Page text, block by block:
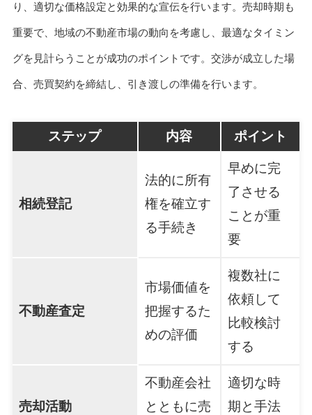
り、適切な価格設定と効果的な宣伝を行います。売却時期も
重要で、地域の不動産市場の動向を考慮し、最適なタイミン
グを見計らうことが成功のポイントです。交渉が成立した場
合、売買契約を締結し、引き渡しの準備を行います。
ステップ 内容 ポイント
相続登記
法的に所有
権を確立す
る手続き
早めに完
了させる
ことが重
要
不動産査定
市場価値を
把握するた
めの評価
複数社に
依頼して
比較検討
する
売却活動
不動産会社
とともに売
適切な時
期と手法